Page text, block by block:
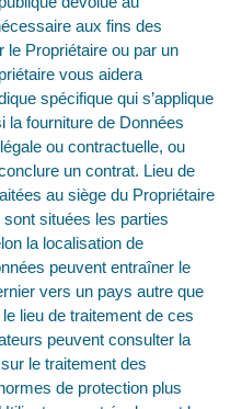
aux fins des
le Propriétaire ou par un
vous aidera
spécifique qui s’applique
la fourniture de Données
ou contractuelle, ou
un contrat. Lieu de
au siège du Propriétaire
situées les parties
la localisation de
peuvent entraîner le
vers un pays autre que
lieu de traitement de ces
peuvent consulter la
le traitement des
de protection plus